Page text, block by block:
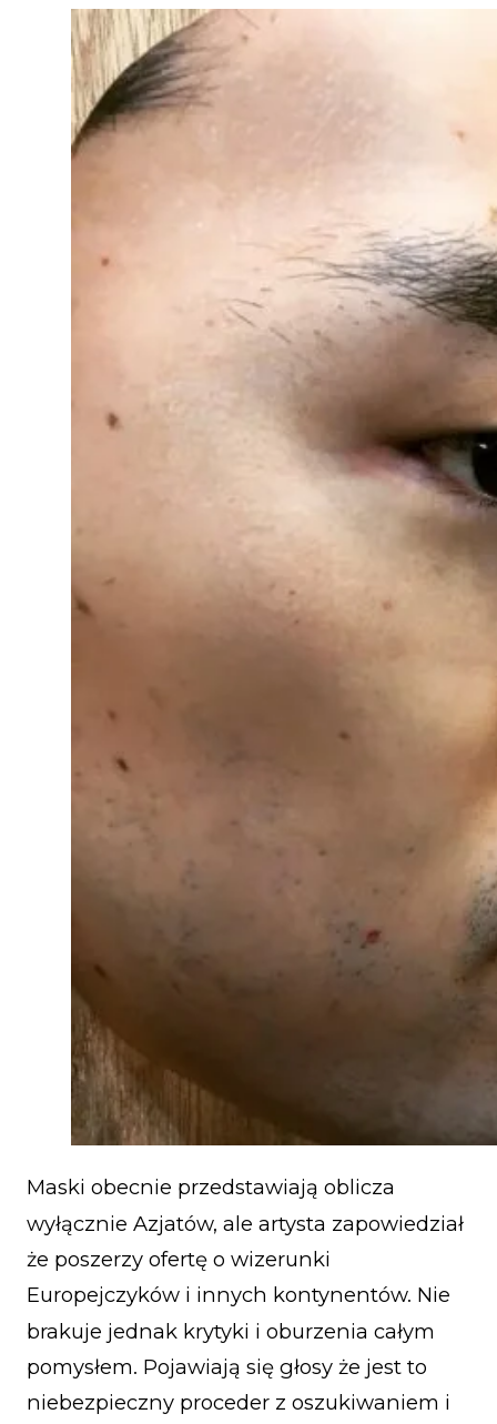
Maski obecnie przedstawiają oblicza
wyłącznie Azjatów, ale artysta zapowiedział
że poszerzy ofertę o wizerunki
Europejczyków i innych kontynentów. Nie
brakuje jednak krytyki i oburzenia całym
pomysłem. Pojawiają się głosy że jest to
niebezpieczny proceder z oszukiwaniem i